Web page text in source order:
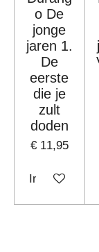
o De
jonge
jaren 1.
De
eerste
die je
zult
doden
€ 11,95
In